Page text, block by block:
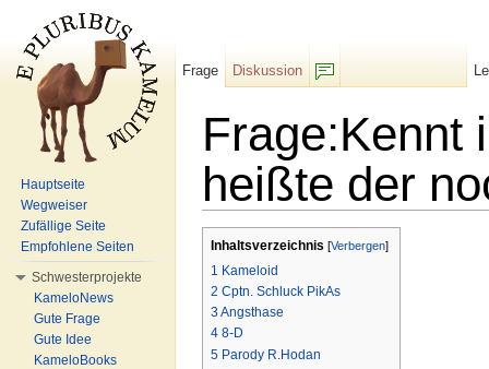
Frage:Kennt
heißte der
Inhaltsverzeichnis [Verbergen]
1 Kameloid
2 Cptn. Schluck PikAs
3Angsthase
4 8-D
5 Parody R.Hodan
Frage
Diskussion
Hauptseite
Wegweiser
Zufällige Seite
Empfohlene Seiten
Schwesterprojekte
KameloNews
Gute Frage
Gute Idee
KameloBooks